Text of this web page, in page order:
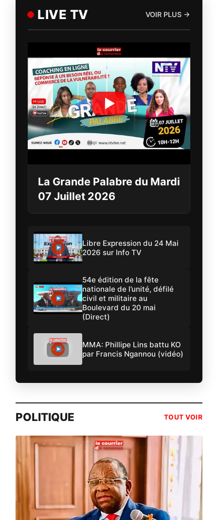
LIVE TV VOIR PLUS →
La Grande Palabre du Mardi
07 Juillet 2026
Libre Expression du 24 Mai
2026 sur Info TV
54e édition de la fête
nationale de l’unité, défilé
civil et militaire au
Boulevard du 20 mai
(Direct)
MMA: Phillipe Lins battu KO
par Francis Ngannou (vidéo)
POLITIQUE TOUT VOIR